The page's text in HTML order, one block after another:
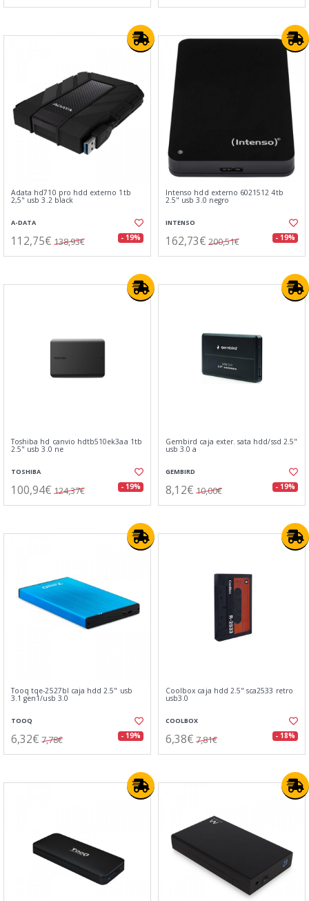
Adata hd710 pro hdd externo 1tb
2,5" usb 3.2 black
A-DATA
112,75€ 138,93€ - 19%
Intenso hdd externo 6021512 4tb
2.5" usb 3.0 negro
INTENSO
162,73€ 200,51€ - 19%
Toshiba hd canvio hdtb510ek3aa 1tb
2.5" usb 3.0 ne
TOSHIBA
100,94€ 124,37€ - 19%
Gembird caja exter. sata hdd/ssd 2.5"
usb 3.0 a
GEMBIRD
8,12€ 10,00€ - 19%
Tooq tqe-2527bl caja hdd 2.5" usb
3.1 gen1/usb 3.0
TOOQ
6,32€ 7,78€ - 19%
Coolbox caja hdd 2.5" sca2533 retro
usb3.0
COOLBOX
6,38€ 7,81€ - 18%